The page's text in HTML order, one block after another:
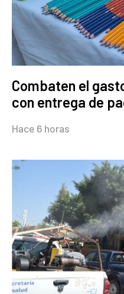
Combaten el
con entrega de
Hace 6 horas